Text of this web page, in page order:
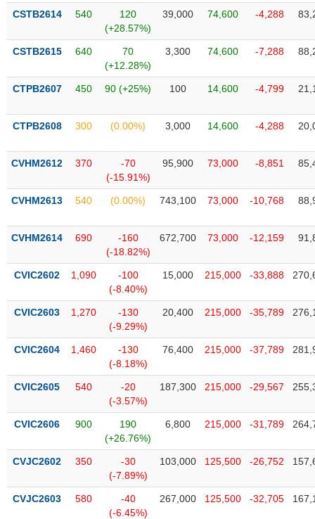
CSTB2614 540
120
(+28.57%)
39,000 74,600 -4,288
CSTB2615 640
70
(+12.28%)
3,300 74,600 -7,288
CTPB2607 450 90 (+25%) 100 14,600 -4,799
CTPB2608 300 (0.00%) 3,000 14,600 -4,288
CVHM2612 370
-70
(-15.91%)
95,900 73,000 -8,851
CVHM2613 540 (0.00%) 743,100 73,000 -10,768
CVHM2614 690
-160
(-18.82%)
672,700 73,000 -12,159
CVIC2602 1,090
-100
(-8.40%)
15,000 215,000 -33,888
CVIC2603 1,270
-130
(-9.29%)
20,400 215,000 -35,789
CVIC2604 1,460
-130
(-8.18%)
76,400 215,000 -37,789
CVIC2605 540
-20
(-3.57%)
187,300 215,000 -29,567
CVIC2606 900
190
(+26.76%)
6,800 215,000 -31,789
CVJC2602 350
-30
(-7.89%)
103,000 125,500 -26,752
CVJC2603 580
-40
(-6.45%)
267,000 125,500 -32,705
BẤT
SẢN
Mã
chứng
(-)
Cổ phiếu Chỉ số
đạo
(-)
Tất cả Người nội bộ Người liên quan Cổ đông lớn
Tin
tức
của
giả
(-)
phân
tích